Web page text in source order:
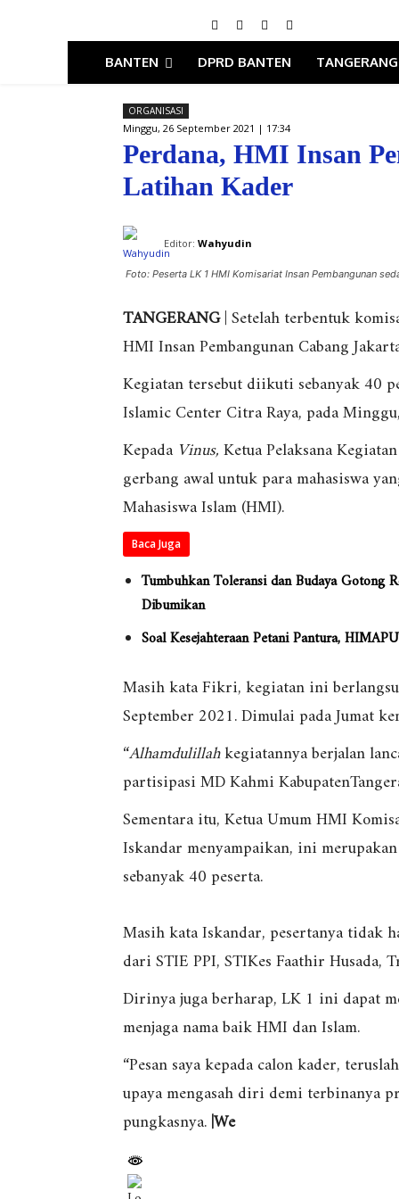
BANTEN DPRD BANTEN TANGERANG
ORGANISASI
Minggu, 26 September 2021 | 17:34
Perdana, HMI Insan
Latihan Kader
Editor: Wahyudin
Foto: Peserta LK 1 HMI Komisariat Insan Pembangunan
TANGERANG| Setelah terbentuk
HMI Insan Pembangunan Cabang
Kegiatan tersebut diikuti sebanyak 40
Islamic Center Citra Raya, pada
Kepada Vinus,Ketua Pelaksana
gerbang awal untuk para mahasiswa
Mahasiswa Islam (HMI).
Baca Juga
Tumbuhkan Toleransi dan Budaya Gotong
Dibumikan
Soal Kesejahteraan Petani Pantura,
Masih kata Fikri, kegiatan ini
September 2021. Dimulai pada Jumat
“Alhamdulillahkegiatannya berjalan
partisipasi MD Kahmi
Sementara itu, Ketua Umum HMI
Iskandar menyampaikan, ini
sebanyak 40 peserta.
Masih kata Iskandar, pesertanya tidak
dari STIE PPI, STIKes Faathir Husada,
Dirinya juga berharap, LK 1 ini dapat
menjaga nama baik HMI dan Islam.
“Pesan saya kepada calon kader,
upaya mengasah diri demi terbinanya
pungkasnya.|We